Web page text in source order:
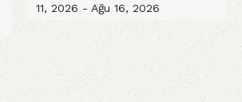
11, 2026 - Ağu 16, 2026
Sepete Ekle